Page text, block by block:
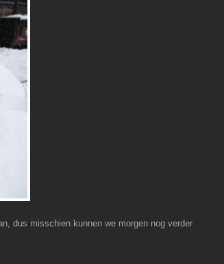
dus misschien kunnen we morgen nog verder